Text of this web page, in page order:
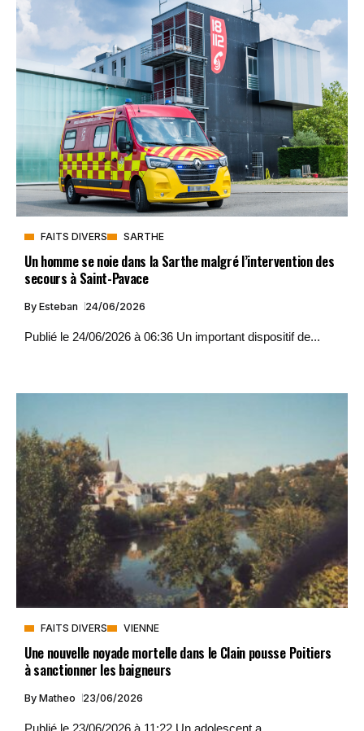
FAITS DIVERS SARTHE
Un homme se noie dans la Sarthe malgré l’intervention des
secours à Saint-Pavace
By Esteban 24/06/2026
Publié le 24/06/2026 à 06:36 Un important dispositif de...
FAITS DIVERS VIENNE
Une nouvelle noyade mortelle dans le Clain pousse Poitiers
à sanctionner les baigneurs
By Matheo 23/06/2026